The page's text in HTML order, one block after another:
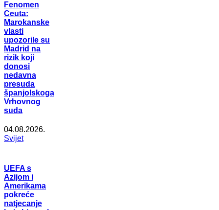
Fenomen
Ceuta:
Marokanske
vlasti
upozorile su
Madrid na
rizik koji
donosi
nedavna
presuda
španjolskoga
Vrhovnog
suda
04.08.2026.
Svijet
UEFA s
Azijom i
Amerikama
pokreće
natjecanje